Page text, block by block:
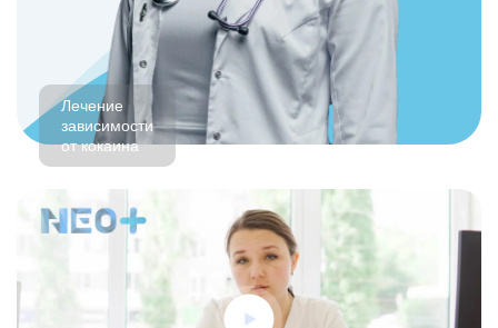
Лечение
зависимости
от кокаина